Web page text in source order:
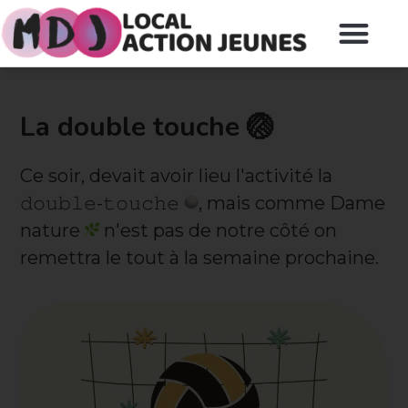
La double touche 🏐
Ce soir, devait avoir lieu l'activité la
𝚍𝚘𝚞𝚋𝚕𝚎-𝚝𝚘𝚞𝚌𝚑𝚎
, mais comme Dame
nature
n'est pas de notre côté on
remettra le tout à la semaine prochaine.